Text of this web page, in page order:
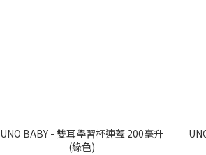
UNO BABY - 雙耳學習杯連蓋 200毫升
(綠色)